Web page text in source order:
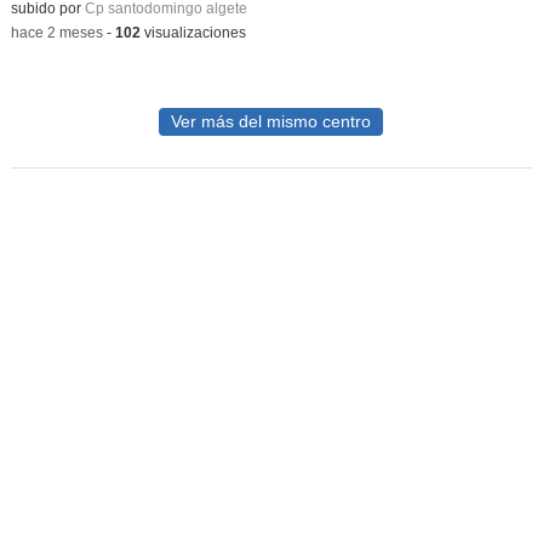
Contenido educativo.
subido por Cp santodomingo algete
-hace 2 meses- 102 visualizaciones
Ver más del mismo centro